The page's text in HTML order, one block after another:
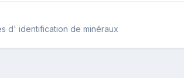
d' identification de minéraux